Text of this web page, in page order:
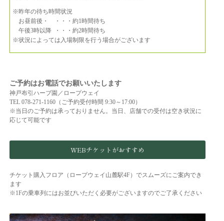
※昨年の待ち時間状況
お昼前後・ ・・・約1時間待ち
午後3時以降 ・・・約2時間待ち
※状況によっては入場制限を行う場合がございます
ご予約はお電話でお願いいたします
神戸布引ハーブ園／ロープウェイ
TEL 078-271-1160（ご予約受付時間 9:30～17:00）
※当日のご予約は承っておりません。当日、店舗での受付は空き状況に
応じて可能です
WEBチケットがおすすめ
チケット購入フロア（ロープウェイ山麓駅4F）でスムーズにご案内でき
ます
※1Fの乗車列にはお並びいただく必要がございますのでご了承ください